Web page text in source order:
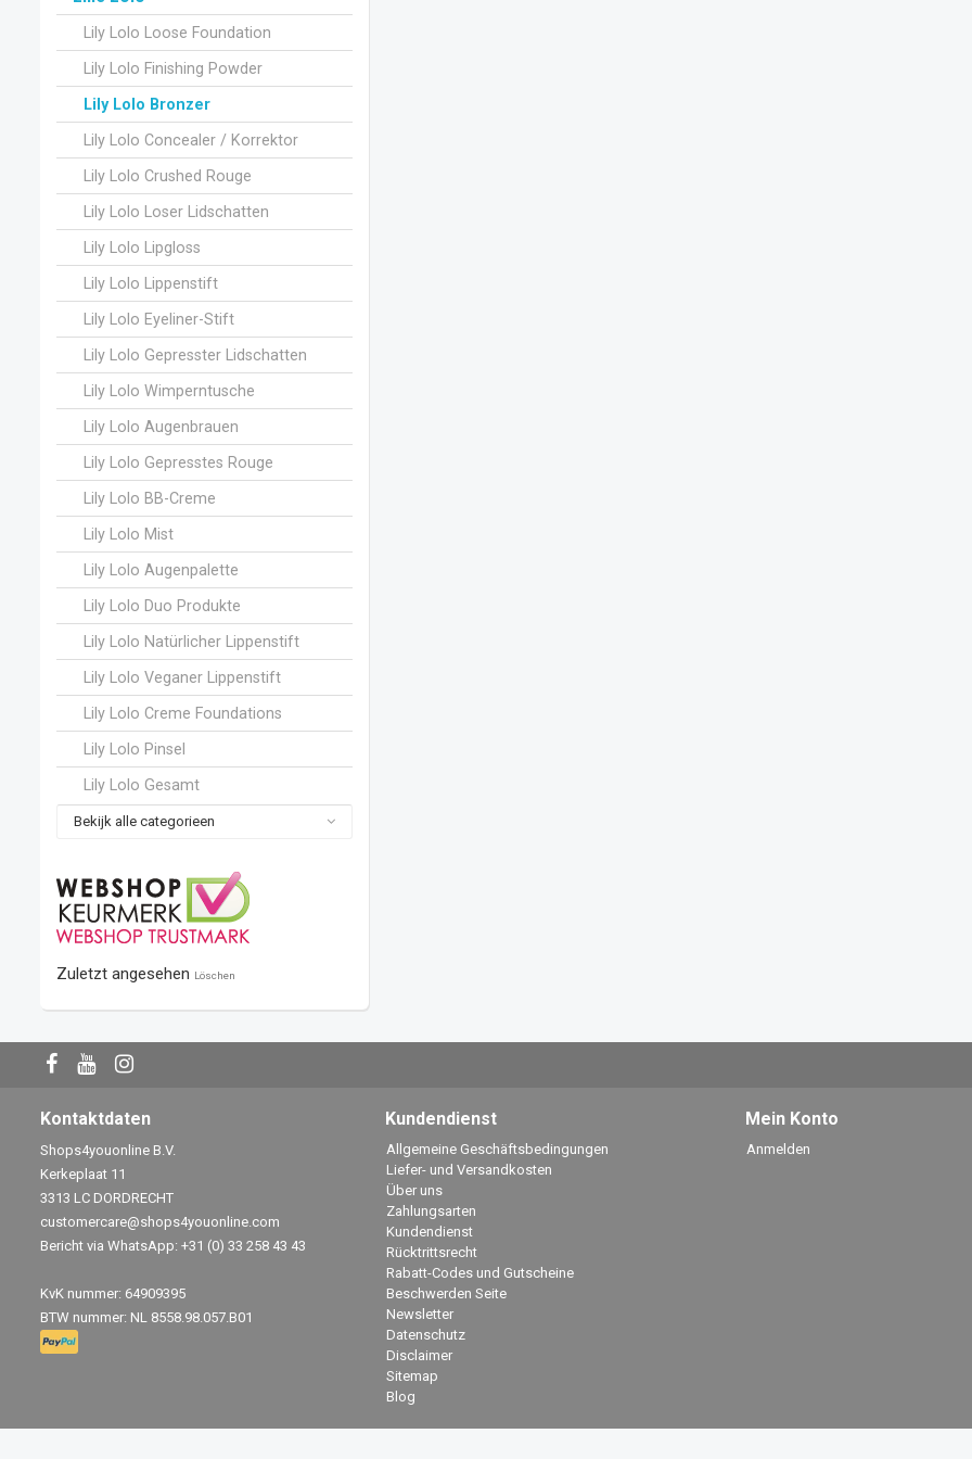
Lily Lolo Loose Foundation
Lily Lolo Finishing Powder
Lily Lolo Bronzer
Lily Lolo Concealer / Korrektor
Lily Lolo Crushed Rouge
Lily Lolo Loser Lidschatten
Lily Lolo Lipgloss
Lily Lolo Lippenstift
Lily Lolo Eyeliner-Stift
Lily Lolo Gepresster Lidschatten
Lily Lolo Wimperntusche
Lily Lolo Augenbrauen
Lily Lolo Gepresstes Rouge
Lily Lolo BB-Creme
Lily Lolo Mist
Lily Lolo Augenpalette
Lily Lolo Duo Produkte
Lily Lolo Natürlicher Lippenstift
Lily Lolo Veganer Lippenstift
Lily Lolo Creme Foundations
Lily Lolo Pinsel
Lily Lolo Gesamt
Bekijk alle categorieen
Zuletzt angesehen Löschen
Kontaktdaten
Shops4youonline B.V.
Kerkeplaat 11
3313 LC DORDRECHT
customercare@shops4youonline.com
Bericht via WhatsApp: +31 (0) 33 258 43 43
KvK nummer: 64909395
BTW nummer: NL 8558.98.057.B01
Kundendienst
Allgemeine Geschäftsbedingungen
Liefer- und Versandkosten
Über uns
Zahlungsarten
Kundendienst
Rücktrittsrecht
Rabatt-Codes und Gutscheine
Beschwerden Seite
Newsletter
Datenschutz
Disclaimer
Sitemap
Blog
Mein Konto
Anmelden